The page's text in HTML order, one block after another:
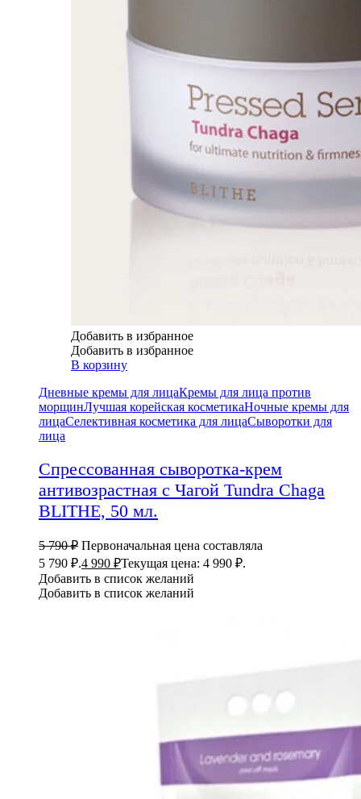
Добавить в избранное
Добавить в избранное
В корзину
Дневные кремы для лицаКремы для лица против
морщинЛучшая корейская косметикаНочные кремы для
лицаСелективная косметика для лицаСыворотки для
лица
Спрессованная сыворотка-крем
антивозрастная с Чагой Tundra Chaga
BLITHE, 50 мл.
5 790₽ Первоначальная цена составляла
5 790 ₽.4 990 ₽Текущая цена: 4 990 ₽.
Добавить в список желаний
Добавить в список желаний